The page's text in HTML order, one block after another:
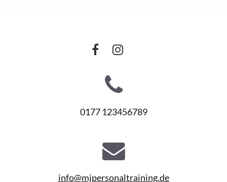
0177 123456789
info@mjpersonaltraining.de